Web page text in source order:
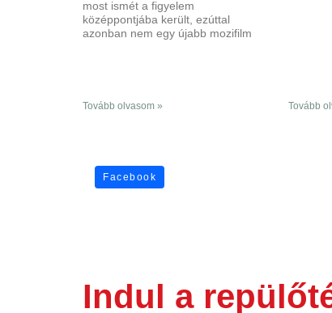
most ismét a figyelem
középpontjába került, ezúttal
azonban nem egy újabb mozifilm
Tovább olvasom » Tovább
Facebook
Indul a